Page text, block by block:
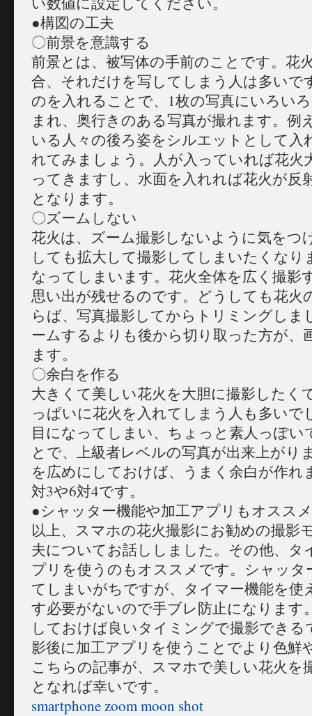
●構図の工夫
〇前景を意識する
前景とは、被写体の手前のことです。花
合、それだけを写してしまう人は多いで
のを入れることで、1枚の写真にいろい
まれ、奥行きのある写真が撮れます。例
いる人々の後ろ姿をシルエットとして入
れてみましょう。人が入っていれば花火
ってきますし、水面を入れれば花火が反
となります。
〇ズームしない
花火は、ズーム撮影しないように気をつ
しても拡大して撮影してしまいたくなり
なってしまいます。花火全体を広く撮影
思い出が残せるのです。どうしても花火
らば、写真撮影してからトリミングしま
ームするよりも後から切り取った方が、
ます。
〇余白を作る
大きくて美しい花火を大胆に撮影したく
っぱいに花火を入れてしまう人も多いで
目になってしまい、ちょっと素人っぽい
とで、上級者レベルの写真が出来上がり
を広めにしておけば、うまく余白が作れ
対3や6対4です。
●シャッター機能や加工アプリもオススメ
以上、スマホの花火撮影にお勧めの撮影
夫についてお話ししました。その他、タ
プリを使うのもオススメです。シャッ
てしまいがちですが、タイマー機能を使
す必要がないので手ブレ防止になります
しておけば良いタイミングで撮影できる
影後に加工アプリを使うことでより色鮮
こちらの記事が、スマホで美しい花火を
となれば幸いです。
smartphone zoom moon shot